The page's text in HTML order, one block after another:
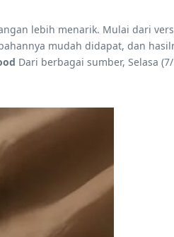
lebih menarik. Mulai dari
mudah didapat, dan
Dari berbagai sumber, Selasa